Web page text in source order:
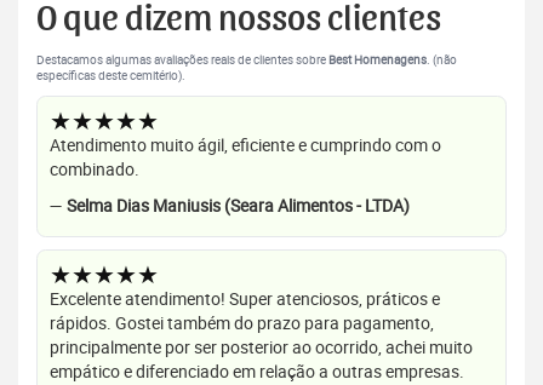
O que dizem nossos clientes
Destacamos algumas avaliações reais de clientes sobre Best Homenagens. (não
específicas deste cemitério).
★★★★★
Atendimento muito ágil, eficiente e cumprindo com o
combinado.
— Selma Dias Maniusis (Seara Alimentos - LTDA)
★★★★★
Excelente atendimento! Super atenciosos, práticos e
rápidos. Gostei também do prazo para pagamento,
principalmente por ser posterior ao ocorrido, achei muito
empático e diferenciado em relação a outras empresas.